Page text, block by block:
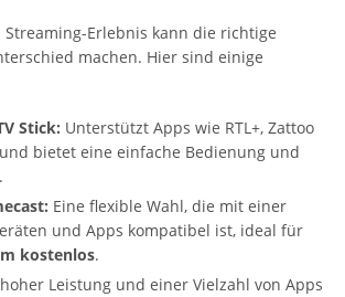
Streaming-Erlebnis kann die richtige
machen. Hier sind einige
Stick: Unterstützt Apps wie RTL+, Zattoo
bietet eine einfache Bedienung und
Eine flexible Wahl, die mit einer
und Apps kompatibel ist, ideal für
kostenlos.
Leistung und einer Vielzahl von Apps